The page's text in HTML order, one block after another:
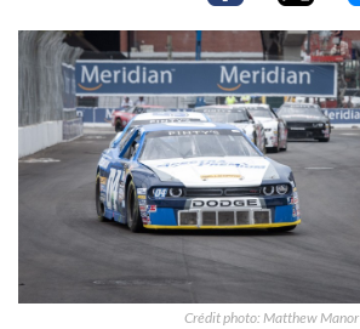
Crédit photo: Matthew Manor